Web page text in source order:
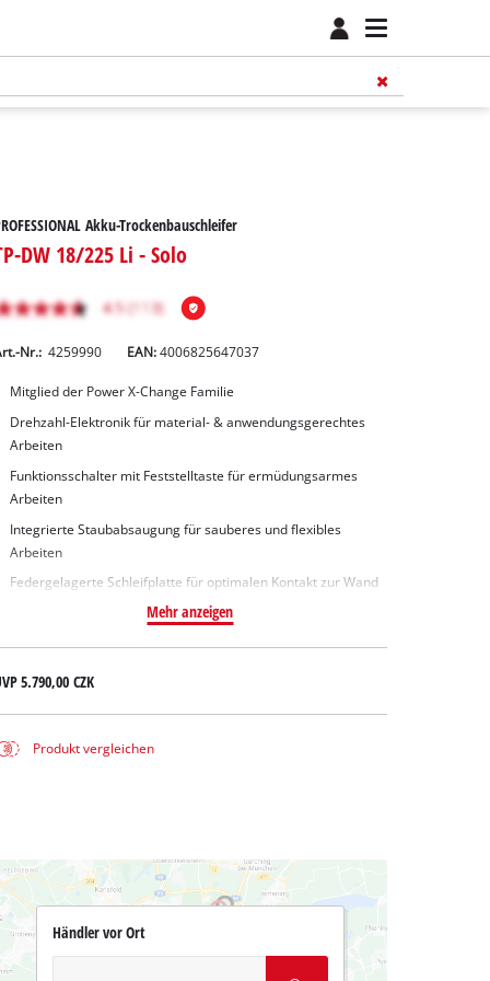
Akku-Trockenbauschleifer
DW 18/225 Li - Solo
Nr.: 4259990 EAN:4006825647037
Mitglied der Power X-Change Familie
Drehzahl-Elektronik für material- & anwendungsgerechtes
Arbeiten
Funktionsschalter mit Feststelltaste für ermüdungsarmes
Arbeiten
Integrierte Staubabsaugung für sauberes und flexibles
Arbeiten
Federgelagerte Schleifplatte für optimalen Kontakt zur Wand
Mehr anzeigen
5.790,00 CZK
Produkt vergleichen
Händler vor Ort